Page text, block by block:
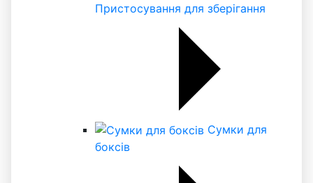
Пристосування для зберігання
Сумки для
боксів